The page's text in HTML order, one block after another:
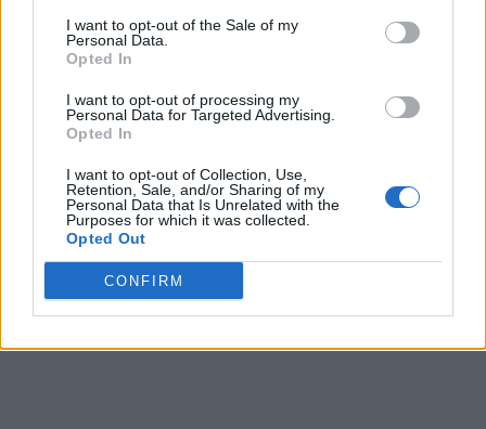
I want to opt-out of the Sale of my
Personal Data.
Opted In
I want to opt-out of processing my
Personal Data for Targeted Advertising.
Opted In
I want to opt-out of Collection, Use,
Retention, Sale, and/or Sharing of my
Personal Data that Is Unrelated with the
Purposes for which it was collected.
Opted Out
CONFIRM
PNCR (Terheș)
Partidul Patrioților (Surugiu)
FAR (Coarnă)
România pe Primul Loc (Ponta)
Arhiva sondajelor